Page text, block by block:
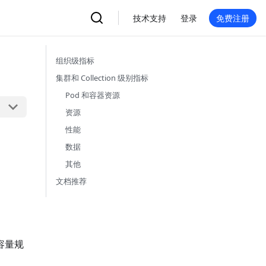
技术支持 登录 免费注册
量规
组织级指标
集群和 Collection 级别指标
Pod 和容器资源
资源
性能
数据
其他
文档推荐